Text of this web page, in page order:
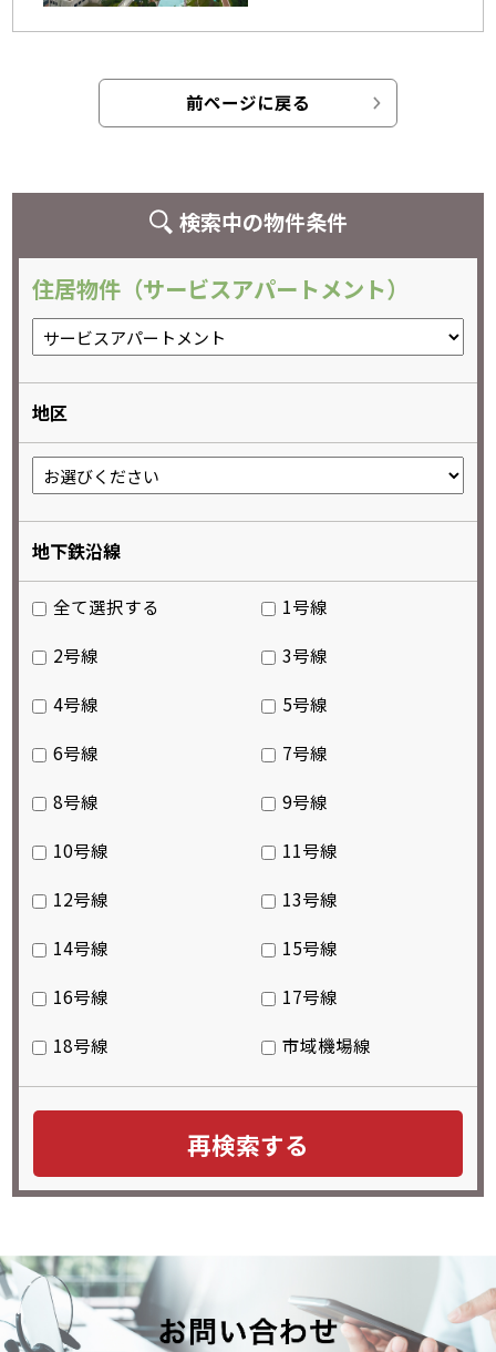
前ページに戻る
検索中の物件条件
住居物件（サービスアパートメント）
地区
地下鉄沿線
全て選択する
1号線
2号線
3号線
4号線
5号線
6号線
7号線
8号線
9号線
10号線
11号線
12号線
13号線
14号線
15号線
16号線
17号線
18号線
市域機場線